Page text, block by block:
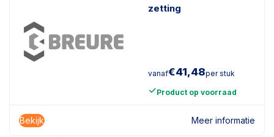
zetting
vanaf€41,48per stuk
Product op voorraad
Bekijk Meer informatie